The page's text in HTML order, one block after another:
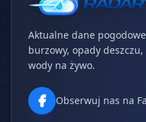
Aktualne dane
burzowy, opady
wody na żywo.
Obserwuj nas na